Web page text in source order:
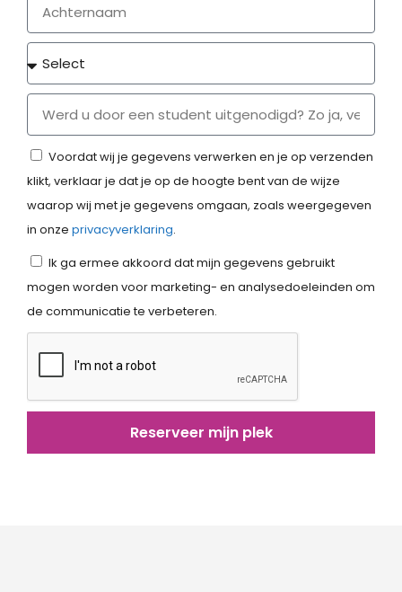
Voordat wij je gegevens verwerken en je op verzenden
klikt, verklaar je dat je op de hoogte bent van de wijze
waarop wij met je gegevens omgaan, zoals weergegeven
in onze privacyverklaring.
Ik ga ermee akkoord dat mijn gegevens gebruikt
mogen worden voor marketing- en analysedoeleinden om
de communicatie te verbeteren.
Reserveer mijn plek